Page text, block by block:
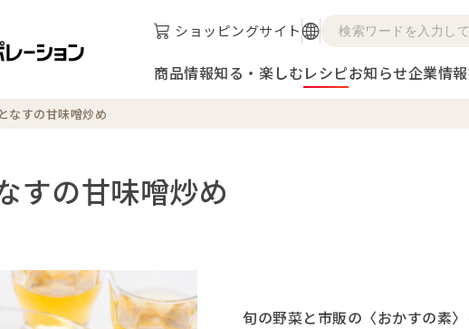
ショッピングサイト
商品情報知る・楽しむレシピお知らせ企業情報
なすの甘味噌炒め
すの甘味噌炒め
旬の野菜と市販の〈おかすの素